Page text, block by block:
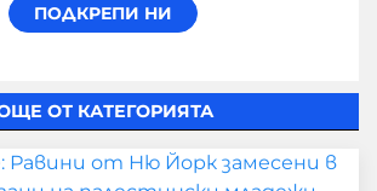
ОТ КАТЕГОРИЯТА